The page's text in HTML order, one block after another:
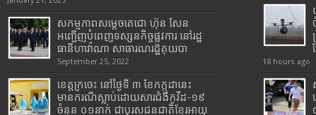
សកម្មភាពសម្តេចតេជោ ហ៊ុន សែន
អញ្ជើញបំពេញទស្សនកិច្ចផ្លូវការ នៅរដ្ឋ
ធានីហាវ៉ាណា សាធារណរដ្ឋគុយបា
September 25, 2022
ខេត្តក្រចេះ នៅថ្ងៃទី ៣ ខែកក្កដានេះ
មានករណីស្លាប់ដោយសារជំងឺកូវីដ-១៩
ចំនួន ០១នាក់ ជាបុរសជនជាតិខ្មែរអាយុ
18 hours ago